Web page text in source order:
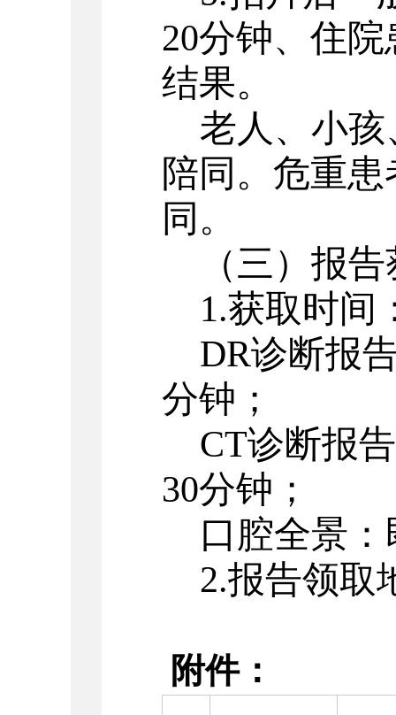
20分钟、住
结果。
老人、小
陪同。危重
同。
（三）报
1.获取时间
DR诊断报
分钟；
CT诊断报
30分钟；
口腔全景
2.报告领取
附件：